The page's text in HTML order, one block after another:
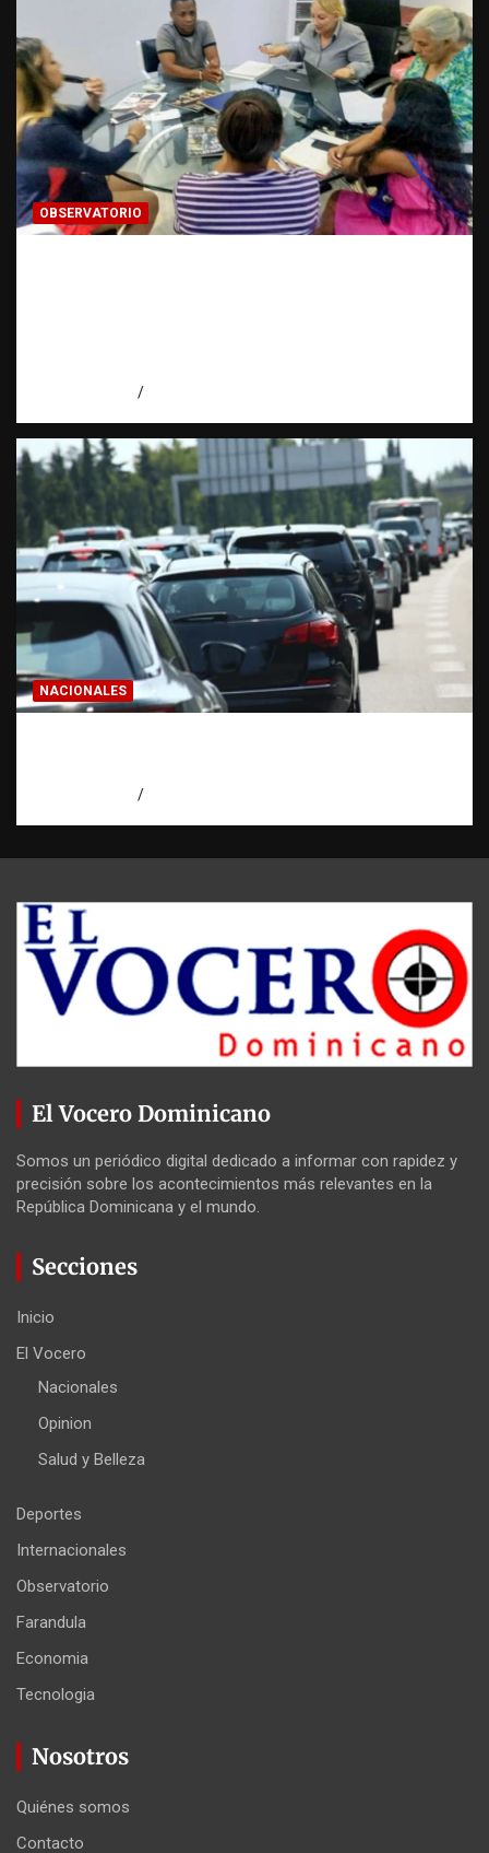
OBSERVATORIO
NACIONALES
El Vocero Dominicano
Somos un periódico digital dedicado a informar con rapidez y
precisión sobre los acontecimientos más relevantes en la
República Dominicana y el mundo.
Secciones
Inicio
El Vocero
Nacionales
Opinion
Salud y Belleza
Deportes
Internacionales
Observatorio
Farandula
Economia
Tecnologia
Nosotros
Quiénes somos
Contacto